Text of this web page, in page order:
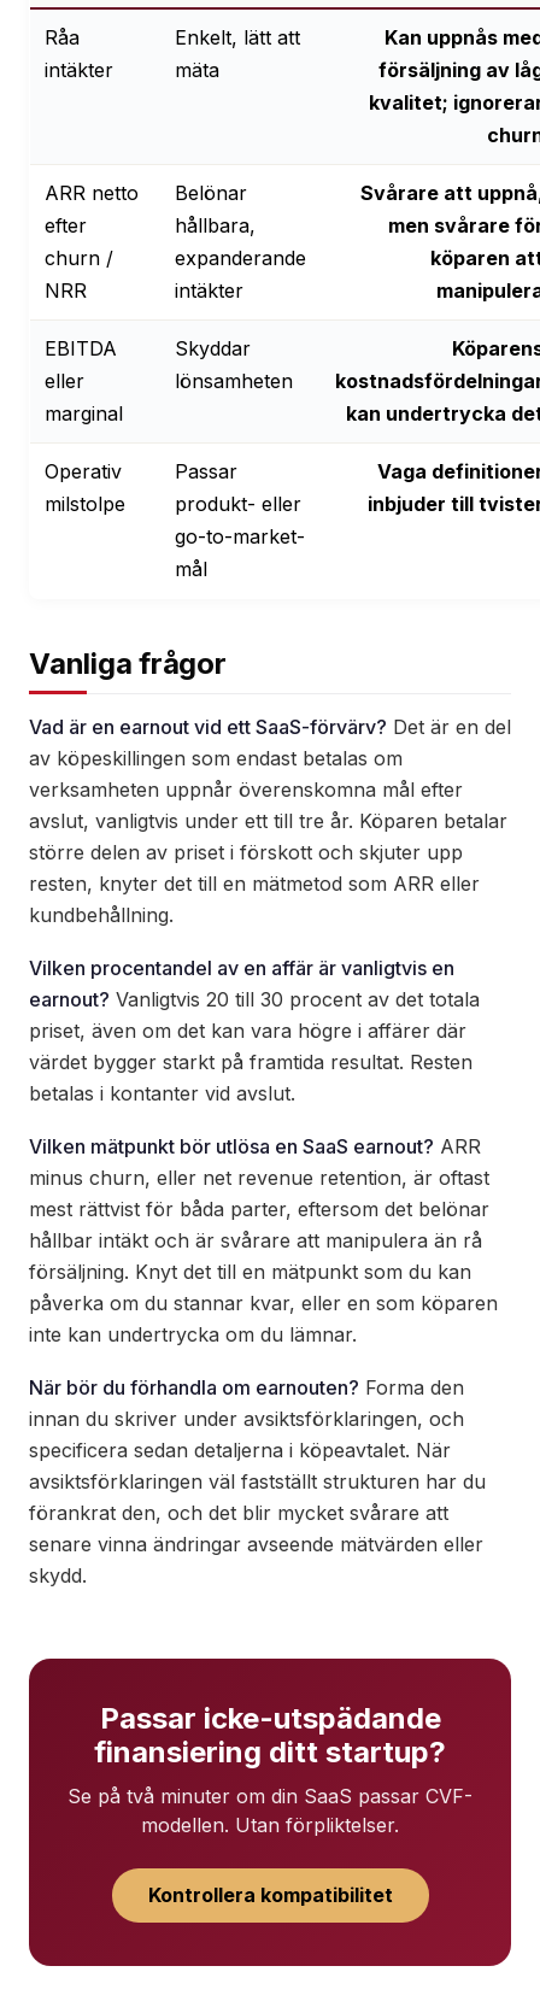
Råa
intäkter
Enkelt, lätt att
mäta
Kan uppnås
försäljning av
kvalitet;
ARR netto
efter
churn /
NRR
Belönar
hållbara,
expanderande
intäkter
Svårare att
men svårare
köparen
EBITDA
eller
marginal
Skyddar
lönsamheten
kan undertrycka
Operativ
milstolpe
Passar
produkt- eller
go-to-market-
mål
Vaga
inbjuder till
Vanliga frågor
Vad är en earnout vid ett SaaS-förvärv? Det är en del
av köpeskillingen som endast betalas om
verksamheten uppnår överenskomna mål efter
avslut, vanligtvis under ett till tre år. Köparen betalar
större delen av priset i förskott och skjuter upp
resten, knyter det till en mätmetod som ARR eller
kundbehållning.
Vilken procentandel av en affär är vanligtvis en
earnout? Vanligtvis 20 till 30 procent av det totala
priset, även om det kan vara högre i affärer där
värdet bygger starkt på framtida resultat. Resten
betalas i kontanter vid avslut.
Vilken mätpunkt bör utlösa en SaaS earnout? ARR
minus churn, eller net revenue retention, är oftast
mest rättvist för båda parter, eftersom det belönar
hållbar intäkt och är svårare att manipulera än rå
försäljning. Knyt det till en mätpunkt som du kan
påverka om du stannar kvar, eller en som köparen
inte kan undertrycka om du lämnar.
När bör du förhandla om earnouten? Forma den
innan du skriver under avsiktsförklaringen, och
specificera sedan detaljerna i köpeavtalet. När
avsiktsförklaringen väl fastställt strukturen har du
förankrat den, och det blir mycket svårare att
senare vinna ändringar avseende mätvärden eller
skydd.
Passar icke-utspädande
finansiering ditt startup?
Se på två minuter om din SaaS passar CVF-
modellen. Utan förpliktelser.
Kontrollera kompatibilitet